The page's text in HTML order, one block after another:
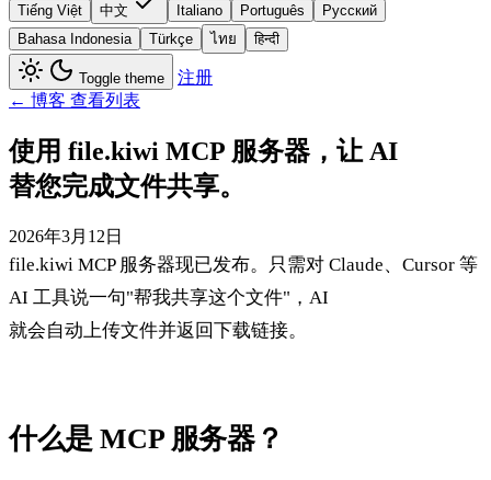
Tiếng Việt 中文 Italiano Português
Русский
Bahasa Indonesia
Türkçe ไทย हिन्दी
Toggle theme
注册
← 博客 查看列表
使用 file.kiwi MCP 服务器，让 AI
替您完成文件共享。
2026年3月12日
file.kiwi MCP 服务器现已发布。只需对 Claude、Cursor 等
AI 工具说一句"帮我共享这个文件"，AI
就会自动上传文件并返回下载链接。
什么是 MCP 服务器？